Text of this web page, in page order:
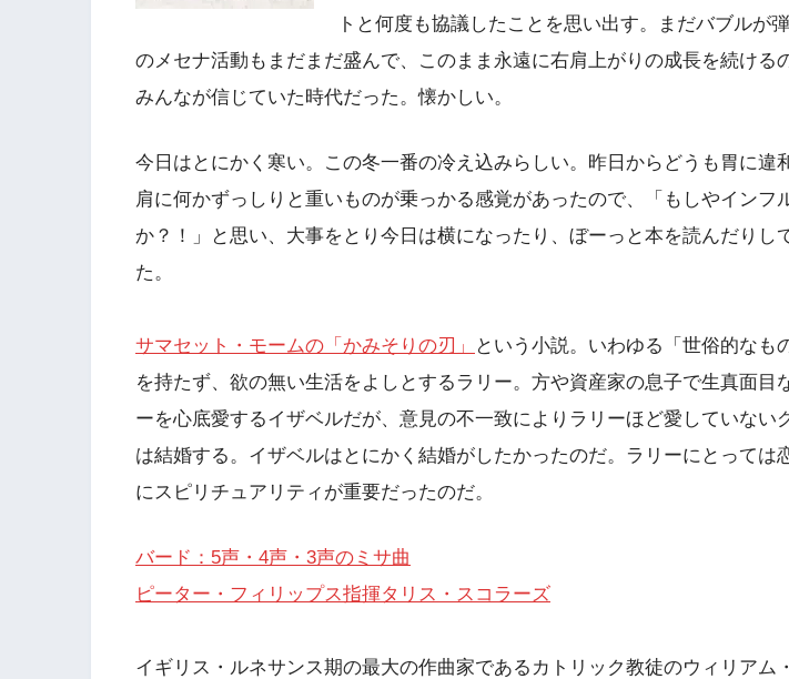
トと何度も協議したことを思い出す。まだバブルが
のメセナ活動もまだまだ盛んで、このまま永遠に右肩上がりの成長を続ける
みんなが信じていた時代だった。懐かしい。
今日はとにかく寒い。この冬一番の冷え込みらしい。昨日からどうも胃に違
肩に何かずっしりと重いものが乗っかる感覚があったので、「もしやインフ
か？！」と思い、大事をとり今日は横になったり、ぼーっと本を読んだりし
た。
サマセット・モームの「かみそりの刃」
という小説。いわゆる「世俗的なも
を持たず、欲の無い生活をよしとするラリー。方や資産家の息子で生真面目
ーを心底愛するイザベルだが、意見の不一致によりラリーほど愛していない
は結婚する。イザベルはとにかく結婚がしたかったのだ。ラリーにとっては
にスピリチュアリティが重要だったのだ。
バード：5声・4声・3声のミサ曲
ピーター・フィリップス指揮タリス・スコラーズ
イギリス・ルネサンス期の最大の作曲家であるカトリック教徒のウィリアム